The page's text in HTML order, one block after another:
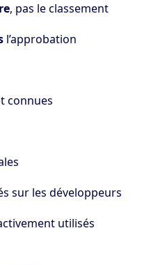
, pas le classement
l’approbation
connues
sur les développeurs
utilisés